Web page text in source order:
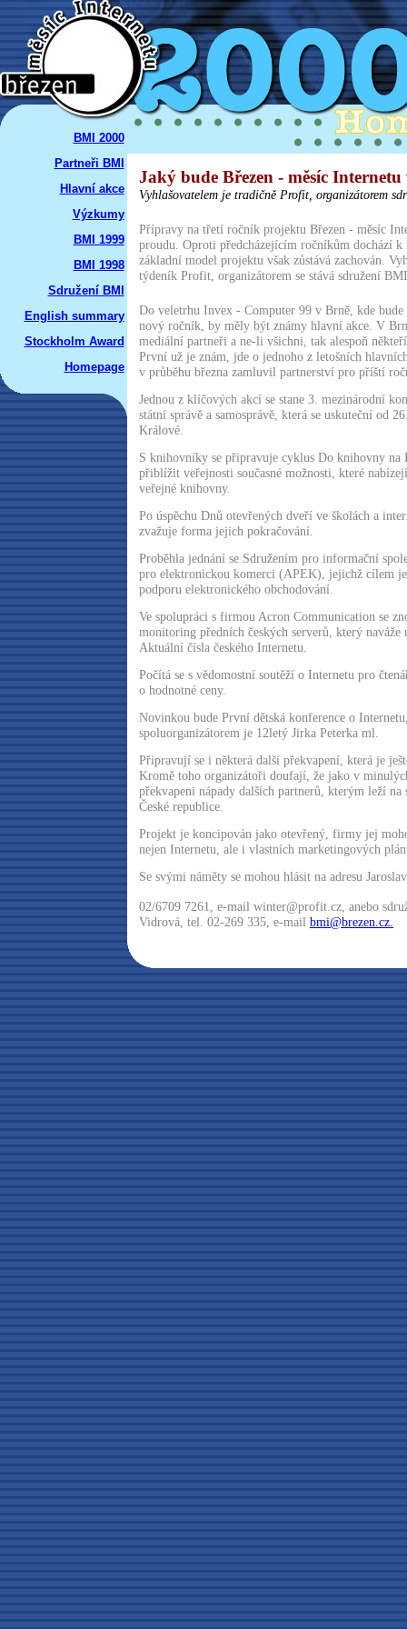
BMI 2000
Partneři BMI
Hlavní akce
Výzkumy
BMI 1999
BMI 1998
Sdružení BMI
English summary
Stockholm Award
Homepage
Jaký bude Březen - měsíc Internetu
Vyhlašovatelem je tradičně Profit, organizátorem
Přípravy na třetí ročník projektu Březen - měsíc
proudu. Oproti předcházejícím ročníkům dochází k
základní model projektu však zůstává zachován.
týdeník Profit, organizátorem se stává sdružení
Do veletrhu Invex - Computer 99 v Brně, kde
nový ročník, by měly být známy hlavní akce. V
mediální partneři a ne-li všichni, tak alespoň
První už je znám, jde o jednoho z letošních
v průběhu března zamluvil partnerství pro příští
Jednou z klíčových akcí se stane 3. mezinárodní
státní správě a samosprávě, která se uskuteční od
Králové.
S knihovníky se připravuje cyklus Do knihovny na
přiblížit veřejnosti současné možnosti, které
veřejné knihovny.
Po úspěchu Dnů otevřených dveří ve školách a
zvažuje forma jejich pokračování.
Proběhla jednání se Sdružením pro informační
pro elektronickou komerci (APEK), jejichž cílem
podporu elektronického obchodování.
Ve spolupráci s firmou Acron Communication se
monitoring předních českých serverů, který naváže
Aktuální čísla českého Internetu.
Počítá se s vědomostní soutěží o Internetu pro
o hodnotné ceny.
Novinkou bude První dětská konference o
spoluorganizátorem je 12letý Jirka Peterka ml.
Připravují se i některá další překvapení, která je
Kromě toho organizátoři doufají, že jako v
překvapeni nápady dalších partnerů, kterým leží
České republice.
Projekt je koncipován jako otevřený, firmy jej
nejen Internetu, ale i vlastních marketingových
Se svými náměty se mohou hlásit na adresu
02/6709 7261, e-mail winter@profit.cz, anebo
Vidrová, tel. 02-269 335, e-mail bmi@brezen.cz.